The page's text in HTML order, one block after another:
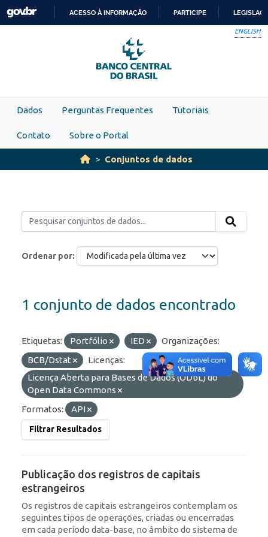
Skip to main content
PARA
O
CONTEÚDO
ACESSO À INFORMAÇÃO PARTICIPE
ENGLISH
Dados Perguntas Frequentes Tutoriais
Contato Sobre o Portal
Conjuntos de dados
Ordenar por
1 conjunto de dados encontrado
Etiquetas: Portfólio IED
Organizações:
BCB/Dstat
Licenças:
Licença Aberta para Bases de Dados (ODbL) do
Open Data Commons
Formatos:
API
Filtrar Resultados
Publicação dos registros de capitais
estrangeiros
Os registros de capitais estrangeiros contemplam os
seguintes tipos de operações, criadas ou encerradas
em cada período data-base, no âmbito do sistema de